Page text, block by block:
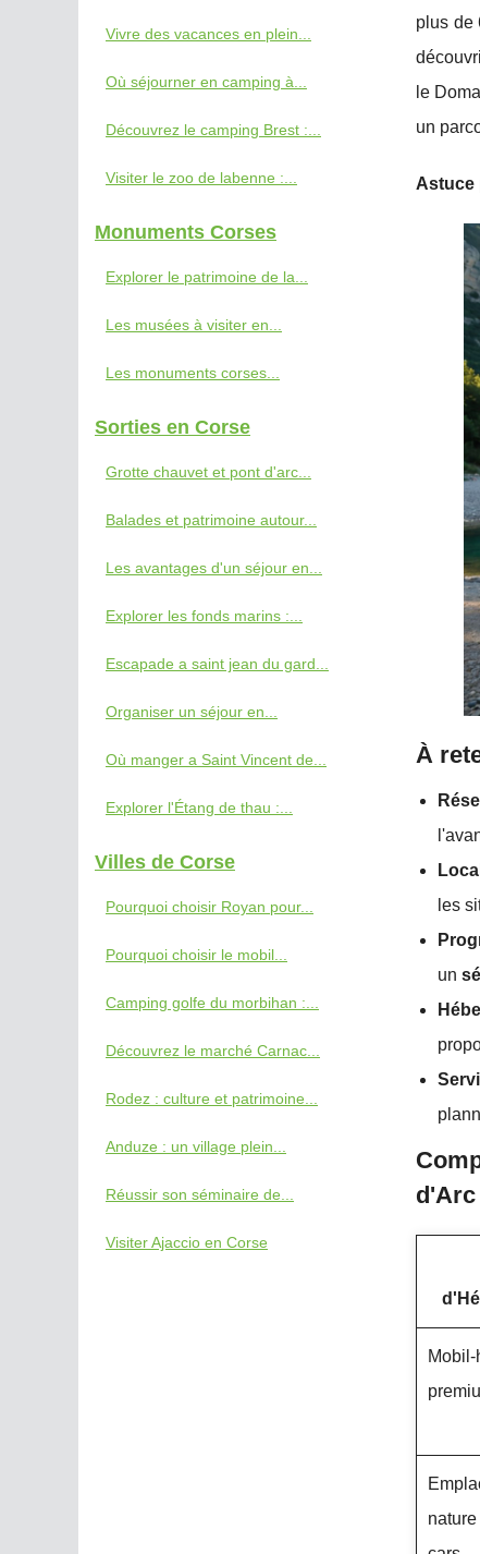
plus de
le
un
Astuce
À
les
un
d'Arc
Vivre des vacances en plein...
Où séjourner en camping à...
Découvrez le camping Brest :...
Visiter le zoo de labenne :...
Monuments Corses
Explorer le patrimoine de la...
Les musées à visiter en...
Les monuments corses...
Sorties en Corse
Grotte chauvet et pont d'arc...
Balades et patrimoine autour...
Les avantages d'un séjour en...
Explorer les fonds marins :...
Escapade a saint jean du gard...
Organiser un séjour en...
Où manger a Saint Vincent de...
Explorer l'Étang de thau :...
Villes de Corse
Pourquoi choisir Royan pour...
Pourquoi choisir le mobil...
Camping golfe du morbihan :...
Découvrez le marché Carnac...
Rodez : culture et patrimoine...
Anduze : un village plein...
Réussir son séminaire de...
Visiter Ajaccio en Corse